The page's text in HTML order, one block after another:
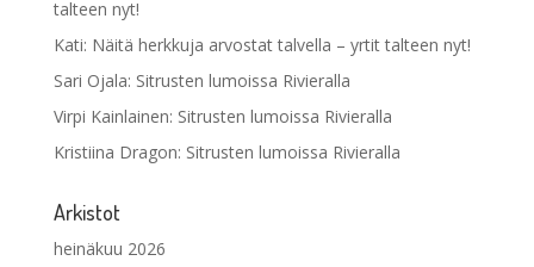
talteen nyt!
Kati: Näitä herkkuja arvostat talvella – yrtit talteen nyt!
Sari Ojala: Sitrusten lumoissa Rivieralla
Virpi Kainlainen: Sitrusten lumoissa Rivieralla
Kristiina Dragon: Sitrusten lumoissa Rivieralla
Arkistot
heinäkuu 2026